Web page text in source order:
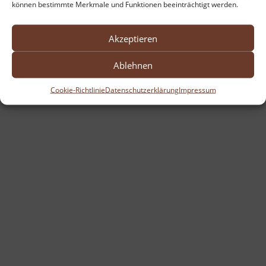
können bestimmte Merkmale und Funktionen beeinträchtigt werden.
Akzeptieren
Ablehnen
Cookie-RichtlinieDatenschutzerklärungImpressum